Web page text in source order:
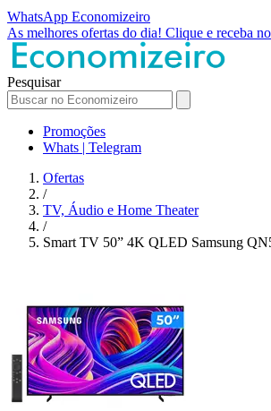
WhatsApp Economizeiro
As melhores ofertas do dia! Clique e receba
Pesquisar
Promoções
Whats | Telegram
Ofertas
/
TV, Áudio e Home Theater
/
Smart TV 50” 4K QLED Samsung